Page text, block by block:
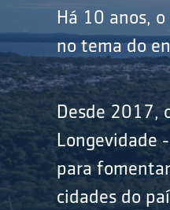
Há 10 anos,
no tema do
Desde 2017,
Longevidade
para
cidades do